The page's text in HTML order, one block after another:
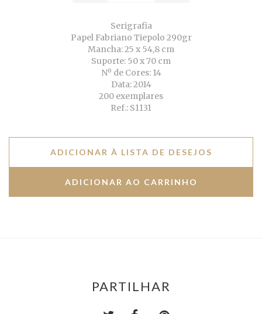
Serigrafia
Papel Fabriano Tiepolo 290gr
Mancha: 25 x 54,8 cm
Suporte: 50 x 70 cm
Nº de Cores: 14
Data: 2014
200 exemplares
Ref.: S1131
ADICIONAR À LISTA DE DESEJOS
PARTILHAR